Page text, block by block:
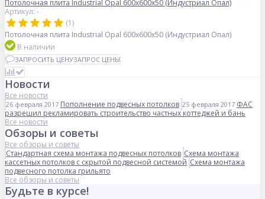
Потолочная плита Industrial Opal 600x600x50 (Индустриал Опал)
Артикул: -
(1)
Потолочная плита Industrial Opal 600x600x50 (Индустриал Опал)
В наличии
ЗАПРОСИТЬ ЦЕНУЗАПРОС ЦЕНЫ
Новости
Все новости
26 февраля 2017 Пополнение подвесных потолков 25 февраля 2017 ФАС
разрешил рекламировать строительство частных коттеджей и бань
Все новости
Обзоры и советы
Все обзоры и советы
Стандартная схема монтажа подвесных потолков Схема монтажа
кассетных потолков с скрытой подвесной системой Схема монтажа
подвесного потолка грильято
Все обзоры и советы
Будьте в курсе!